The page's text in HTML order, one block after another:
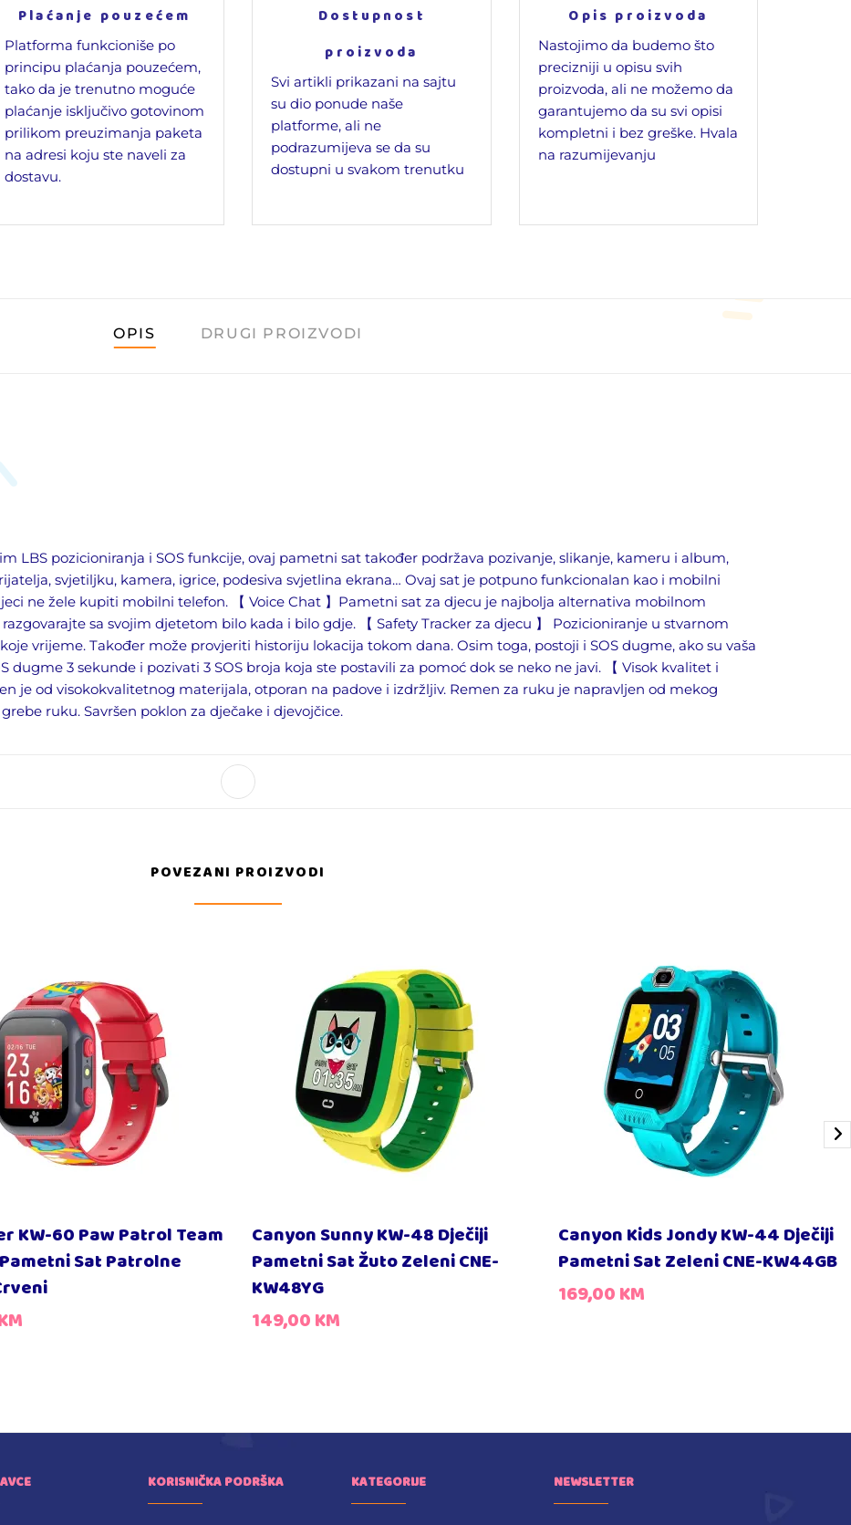
Plaćanje pouzećem
Platforma funkcioniše po
principu plaćanja pouzećem,
tako da je trenutno moguće
plaćanje isključivo gotovinom
prilikom preuzimanja paketa
na adresi koju ste naveli za
dostavu.
Dostupnost
proizvoda
Svi artikli prikazani na sajtu
su dio ponude naše
platforme, ali ne
podrazumijeva se da su
dostupni u svakom trenutku
Opis proizvoda
Nastojimo da budemo što
precizniji u opisu svih
proizvoda, ali ne možemo da
garantujemo da su svi opisi
kompletni i bez greške. Hvala
na razumijevanju
OPIS DRUGI PROIZVODI
LBS pozicioniranja i SOS funkcije, ovaj pametni sat također podržava pozivanje, slikanje, kameru i album,
svjetiljku, kamera, igrice, podesiva svjetlina ekrana… Ovaj sat je potpuno funkcionalan kao i mobilni
ne žele kupiti mobilni telefon. 【 Voice Chat 】Pametni sat za djecu je najbolja alternativa mobilnom
sa svojim djetetom bilo kada i bilo gdje. 【 Safety Tracker za djecu 】 Pozicioniranje u stvarnom
vrijeme. Također može provjeriti historiju lokacija tokom dana. Osim toga, postoji i SOS dugme, ako su vaša
3 sekunde i pozivati 3 SOS broja koja ste postavili za pomoć dok se neko ne javi. 【 Visok kvalitet i
je od visokokvalitetnog materijala, otporan na padove i izdržljiv. Remen za ruku je napravljen od mekog
ruku. Savršen poklon za dječake i djevojčice.
POVEZANI PROIZVODI
KW-60 Paw Patrol Team
Sat Patrolne
Canyon Sunny KW-48 Dječiji
Pametni Sat Žuto Zeleni CNE-
KW48YG
149,00KM
Canyon Kids Jondy KW-44 Dječiji
Pametni Sat Zeleni CNE-KW44GB
169,00KM
KORISNIČKA PODRŠKA KATEGORIJE NEWSLETTER